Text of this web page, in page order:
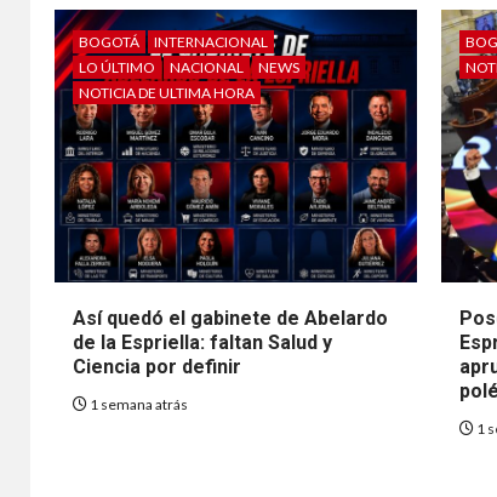
BOGOTÁ
INTERNACIONAL
LO ÚLTIMO
NACIONAL
NEWS
NOTICIA DE ULTIMA HORA
Así quedó el gabinete de Abelardo
de la Espriella: faltan Salud y
Ciencia por definir
1 semana atrás
1